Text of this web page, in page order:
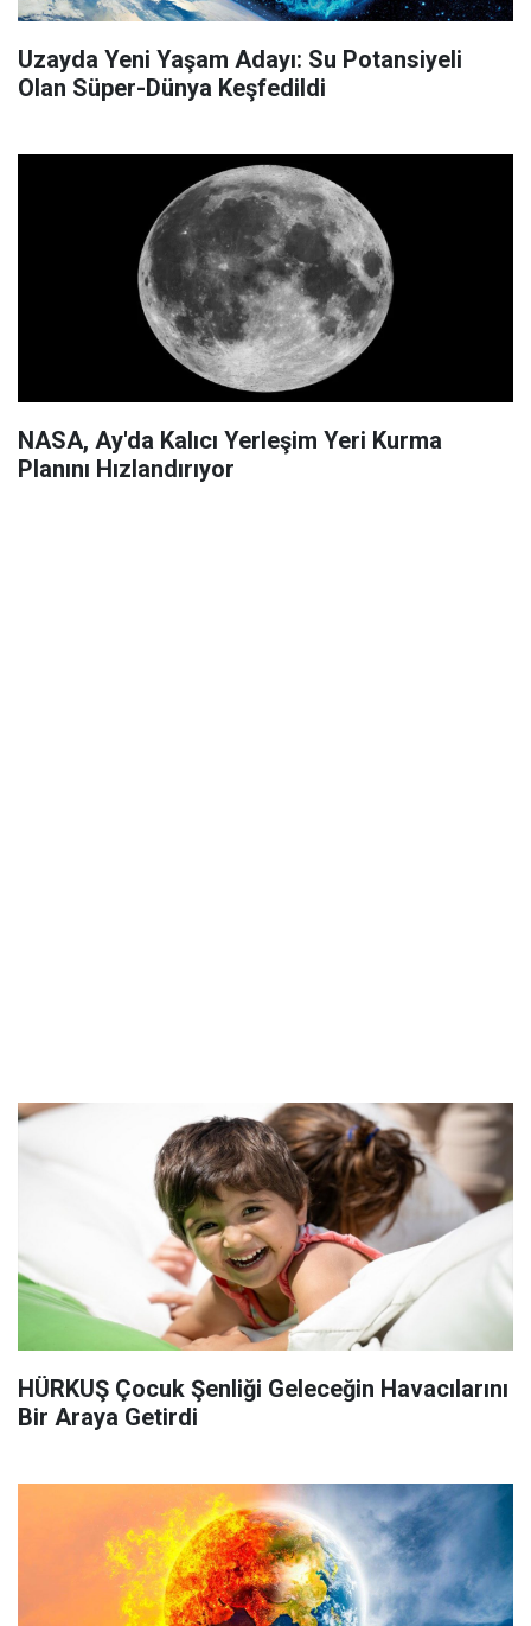
Uzayda Yeni Yaşam Adayı: Su Potansiyeli
Olan Süper-Dünya Keşfedildi
NASA, Ay'da Kalıcı Yerleşim Yeri Kurma
Planını Hızlandırıyor
HÜRKUŞ Çocuk Şenliği Geleceğin Havacılarını
Bir Araya Getirdi